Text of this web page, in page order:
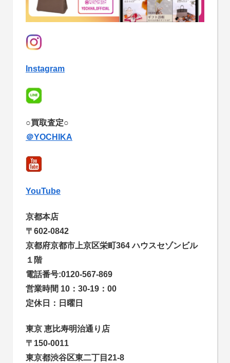
Instagram
○買取査定○
＠YOCHIKA
YouTube
京都本店
〒602-0842
京都府京都市上京区栄町364 ハウスセゾンビル
１階
電話番号:0120-567-869
営業時間 10：30-19：00
定休日：日曜日
東京 恵比寿明治通り店
〒150-0011
東京都渋谷区東二丁目21-8